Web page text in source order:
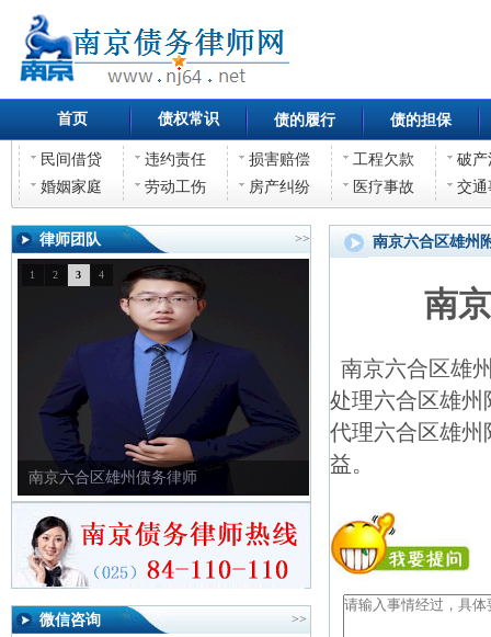
首页 债权常识 债的履行 债的担保
民间借贷 违约责任 损害赔偿 工程欠款
破产
婚姻家庭
劳动工伤 房产纠纷 医疗事故 交通
律师团队 >>
南京六合区雄州债权债务律师
1 2 3 4
微信咨询 >>
南京六合区雄州
南
南京六合区雄
处理六合区雄州
代理六合区雄州
益。